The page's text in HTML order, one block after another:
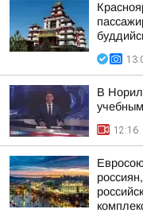
В
12:16